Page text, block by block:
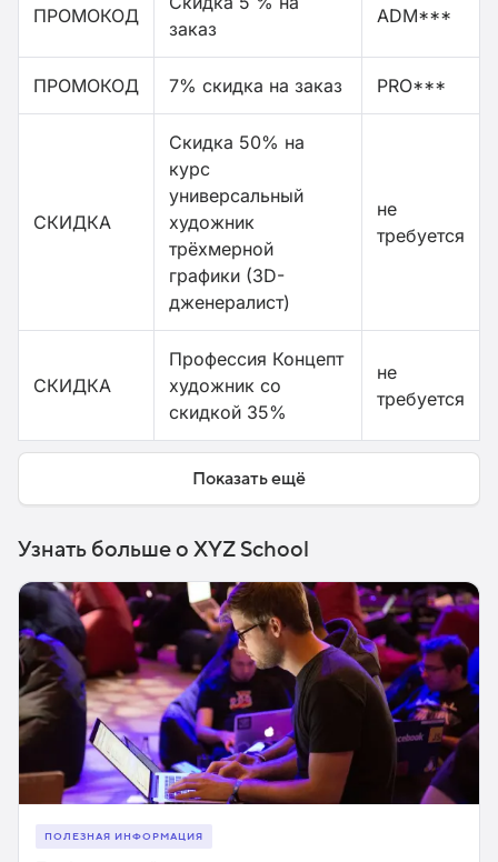
ПРОМОКОД
заказ
ADM***
ПРОМОКОД 7% скидка на заказ PRO***
СКИДКА
Скидка 50% на
курс
универсальный
художник
трёхмерной
графики (3D-
дженералист)
не
требуется
СКИДКА
Профессия Концепт
художник со
скидкой 35%
не
требуется
Показать ещё
Узнать больше о XYZ School
ПОЛЕЗНАЯ ИНФОРМАЦИЯ